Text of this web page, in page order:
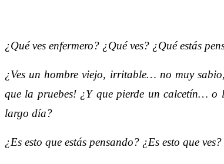
¿Qué ves enfermero? ¿Qué ves? ¿Qué estás
¿Ves un hombre viejo, irritable… no muy
que la pruebes! ¿Y que pierde un calcetín… o
largo día?
¿Es esto que estás pensando? ¿Es esto que ves?